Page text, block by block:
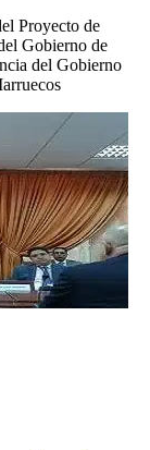
Proyecto de
Gobierno de
del Gobierno